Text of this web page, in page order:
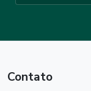
Contato